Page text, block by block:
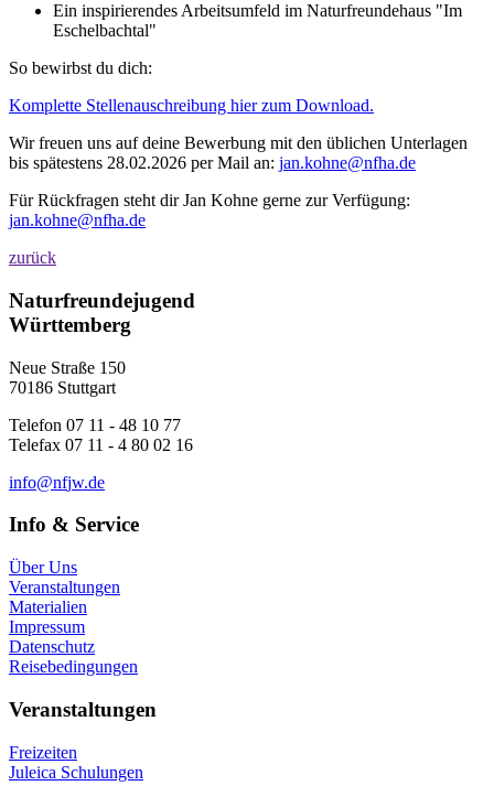
Ein inspirierendes Arbeitsumfeld im Naturfreundehaus "Im
Eschelbachtal"
So bewirbst du dich:
Komplette Stellenauschreibung hier zum Download.
Wir freuen uns auf deine Bewerbung mit den üblichen Unterlagen
bis spätestens 28.02.2026 per Mail an: jan.kohne nfha.de
Für Rückfragen steht dir Jan Kohne gerne zur Verfügung:
jan.kohne nfha.de
zurück
Naturfreundejugend
Württemberg
Neue Straße 150
70186 Stuttgart
Telefon 07 11 - 48 10 77
Telefax 07 11 - 4 80 02 16
info nfjw.de
Info & Service
Über Uns
Veranstaltungen
Materialien
Impressum
Datenschutz
Reisebedingungen
Veranstaltungen
Freizeiten
Juleica Schulungen